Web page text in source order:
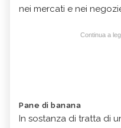
nei mercati e nei
Continua a
Pane di banana
In sostanza di tratta di